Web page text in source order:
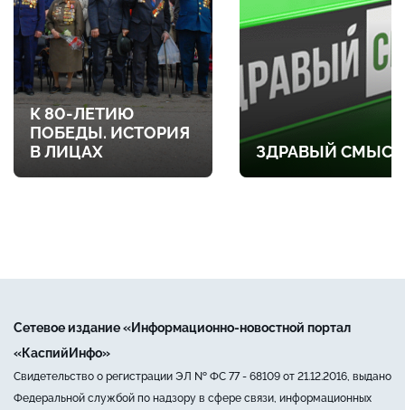
К 80-ЛЕТИЮ
ПОБЕДЫ. ИСТОРИЯ
В ЛИЦАХ
ЗДРАВЫЙ СМЫСЛ
Сетевое издание «Информационно-новостной портал
«КаспийИнфо»
Свидетельство о регистрации ЭЛ № ФС 77 - 68109 от 21.12.2016, выдано
Федеральной службой по надзору в сфере связи, информационных